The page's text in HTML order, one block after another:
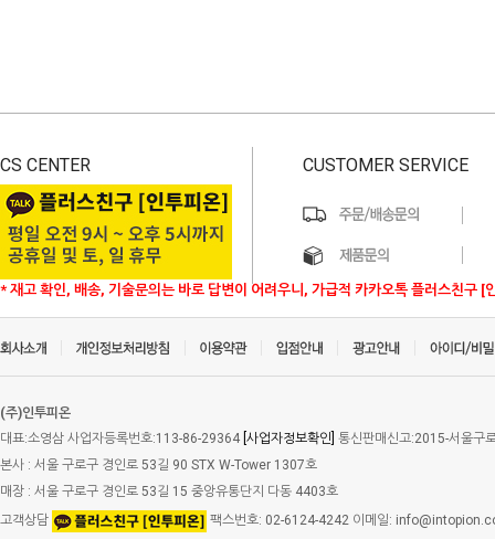
CS CENTER
* 재고 확인, 배송, 기술문의는 바로 답변이 어려우니, 가급적 카카오톡 플러스친구 [
CUSTOMER SERVICE
(주)인투피온
대표:소영삼 사업자등록번호:113-86-29364 [사업자정보확인] 통신판매신고:2015-서울구
본사 : 서울 구로구 경인로 53길 90 STX W-Tower 1307호
매장 : 서울 구로구 경인로 53길 15 중앙유통단지 다동 4403호
고객상담
팩스번호: 02-6124-4242 이메일: